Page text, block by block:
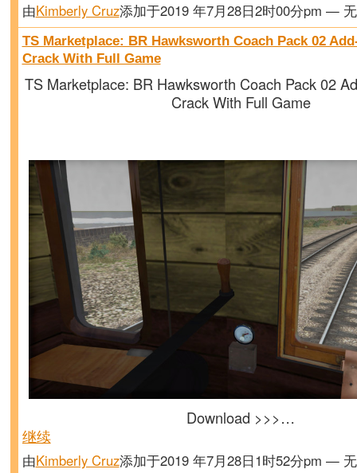
由Kimberly Cruz添加于2019 年7月28日2时00分pm —
TS Marketplace: BR Hawksworth Coach Pack 02
Crack With Full Game
TS Marketplace: BR Hawksworth Coach Pack 02
Crack With Full Game
Download >>>…
继续
由Kimberly Cruz添加于2019 年7月28日1时52分pm —